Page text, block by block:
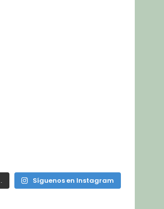
Síguenos en Instagram